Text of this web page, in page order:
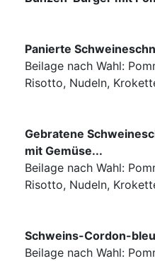
Panierte
Beilage nach Wahl:
Risotto, Nudeln,
Gebratene
mit Gemüse...
Beilage nach Wahl:
Risotto, Nudeln,
Schweins-Cordon-
Beilage nach Wahl: